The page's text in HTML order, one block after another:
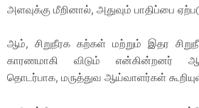
அளவுக்கு மீறினால், அதுவும் பாதிப்பை
ஆம், சிறுநீரக கற்கள் மற்றும் இதர
காரணமாகி விடும் என்கின்றனர்
தொடர்பாக, மருத்துவ ஆய்வாளர்கள்